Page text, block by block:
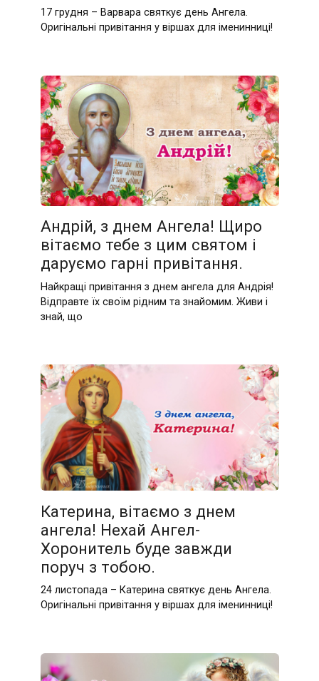
17 грудня – Варвара святкує день Ангела.
Оригінальні привітання у віршах для іменинниці!
Андрій, з днем Ангела! Щиро
вітаємо тебе з цим святом і
даруємо гарні привітання.
Найкращі привітання з днем ангела для Андрія!
Відправте їх своїм рідним та знайомим. Живи і
знай, що
Катерина, вітаємо з днем
ангела! Нехай Ангел-
Хоронитель буде завжди
поруч з тобою.
24 листопада – Катерина святкує день Ангела.
Оригінальні привітання у віршах для іменинниці!